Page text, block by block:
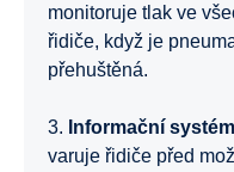
monitoruje tlak ve
řidiče, když je
přehuštěná.
3. Informační
varuje řidiče před